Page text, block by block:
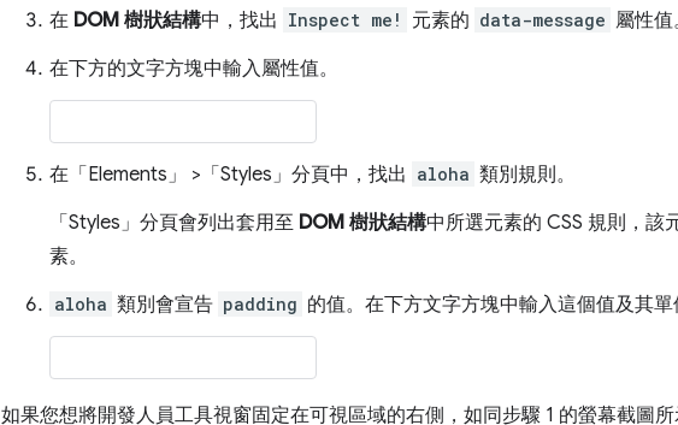
在 DOM 樹狀結構中，找出 Inspect me! 元素的 data-message 屬性值
在下方的文字方塊中輸入屬性值。
在「Elements」 >「Styles」 分頁中，找出 aloha 類別規則。
「Styles」 分頁會列出套用至 DOM 樹狀結構中所選元素的 CSS 規則，該
素。
aloha 類別會宣告 padding 的值。在下方文字方塊中輸入這個值及其
如果您想將開發人員工具視窗固定在可視區域的右側，如同步驟 1 的螢幕截圖